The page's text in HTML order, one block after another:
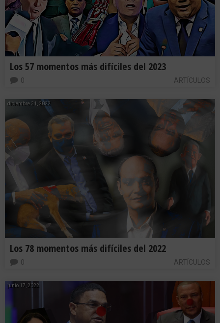
Los 57 momentos más difíciles del 2023
ARTÍCULOS
0
diciembre 31, 2022
Los 78 momentos más difíciles del 2022
ARTÍCULOS
0
junio 17, 2022